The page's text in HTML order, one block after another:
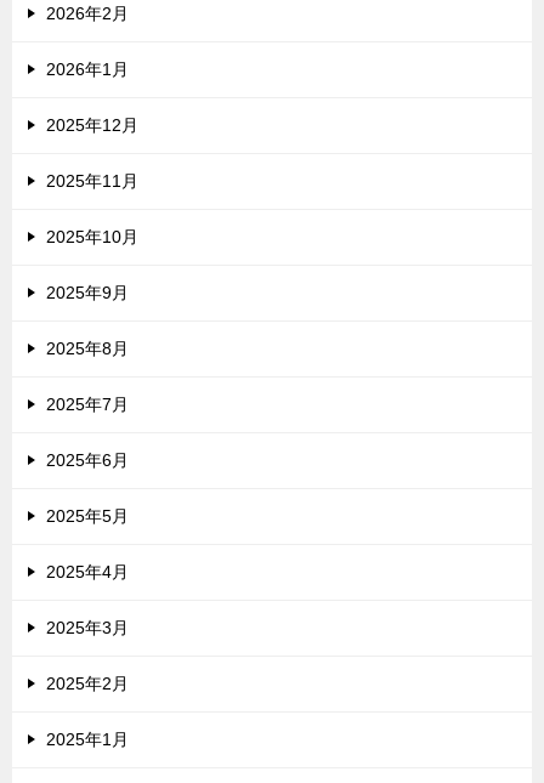
2026年2月
2026年1月
2025年12月
2025年11月
2025年10月
2025年9月
2025年8月
2025年7月
2025年6月
2025年5月
2025年4月
2025年3月
2025年2月
2025年1月